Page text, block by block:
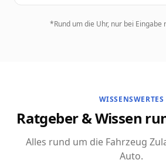
*Rund um die Uhr, nur bei Eingabe
WISSENSWERTES
Ratgeber & Wissen
Alles rund um die Fahrzeug
Auto.